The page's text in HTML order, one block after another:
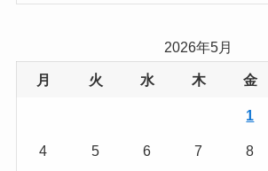
2026年5月
月 火 水 木 金
1
4 5 6 7 8